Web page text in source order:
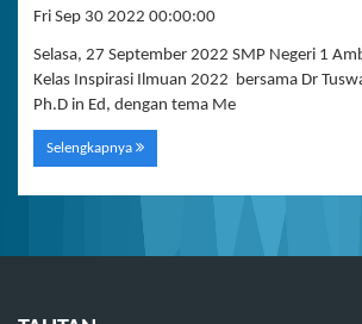
Fri Sep 30 2022 00:00:00
Selasa, 27 September 2022 SMP Negeri 1
Kelas Inspirasi Ilmuan 2022 bersama Dr
Ph.D in Ed, dengan tema Me
Selengkapnya